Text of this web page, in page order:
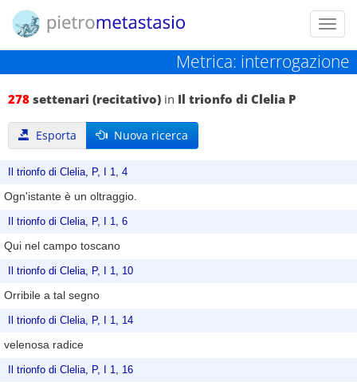
Metrica: interrogazione
278 settenari (recitativo) in Il trionfo di Clelia P
Esporta Nuova ricerca
Il trionfo di Clelia, P, I 1, 4
Ogn'istante è un oltraggio.
Il trionfo di Clelia, P, I 1, 6
Qui nel campo toscano
Il trionfo di Clelia, P, I 1, 10
Orribile a tal segno
Il trionfo di Clelia, P, I 1, 14
velenosa radice
Il trionfo di Clelia, P, I 1, 16